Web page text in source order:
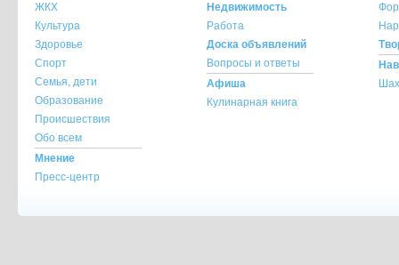
указание источника и автора материала
По всем вопросам обращайтесь на
ЖКХ
Культура
Здоровье
Спорт
Семья, дети
Образование
Происшествия
Обо всем
Мнение
Пресс-центр
Недвижимость
Работа
Доска объявлений
Вопросы и ответы
Афиша
Кулинарная книга